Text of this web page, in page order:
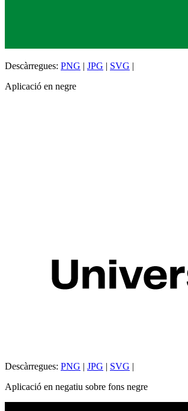
Descàrregues: PNG | JPG | SVG |
Aplicació en negre
Descàrregues: PNG | JPG | SVG |
Aplicació en negatiu sobre fons negre